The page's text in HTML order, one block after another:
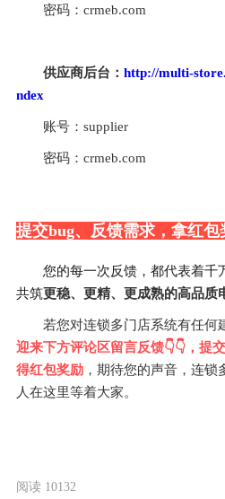
密码：crmeb.com
供应商后台： http://multi-
ndex
账号：supplier
密码：crmeb.com
提交bug、反馈需求，拿红包
您的每一次反馈，都代表着千
共筑更稳、更精、更成熟的高品质
若您对连锁多门店系统有任何
迎来下方评论区留言反馈👇👇，提
得红包奖励 ，期待您的声音，连
人在这里等着大家。
阅读 10132